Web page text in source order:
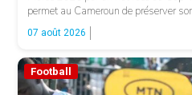
permet au Cameroun de préserver
les choses sérieuses. Les
contrôle des opérations […]
07 août 2026
Football